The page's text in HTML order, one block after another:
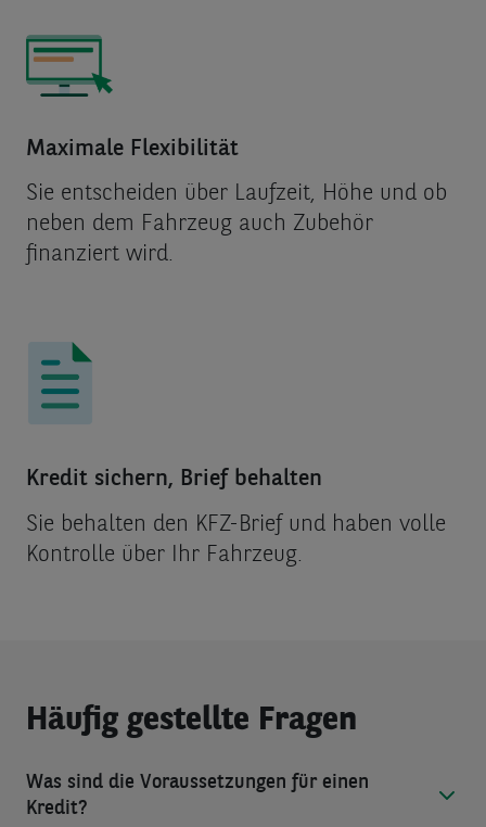
Maximale Flexibilität
Sie entscheiden über Laufzeit, Höhe und ob
neben dem Fahrzeug auch Zubehör
finanziert wird.
Kredit sichern, Brief behalten
Sie behalten den KFZ-Brief und haben volle
Kontrolle über Ihr Fahrzeug.
Häufig gestellte Fragen
Was sind die Voraussetzungen für einen
Kredit?